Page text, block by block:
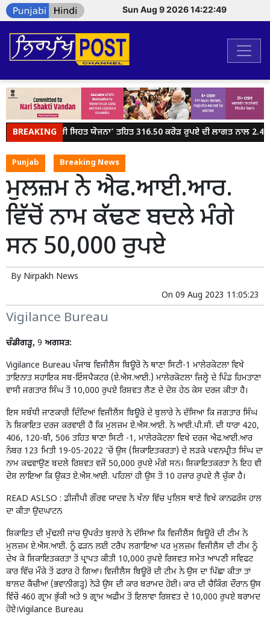
Sun Aug 9 2026 14:22:49
BREAKING
ਮੁੱਖ ਮੰਤਰੀ ਸਿਹਤ ਯੋਜਨਾ’ ਤਹਿਤ 316.50 ਕਰੋੜ ਰੁਪਏ ਦੀ ਲਾਗਤ ਨਾਲ
Punjab Breaking News
ਮੁਲਜ਼ਮ ਨੇ ਐਫ.ਆਈ.ਆਰ.
ਵਿੱਚੋਂ ਨਾਮ ਕੱਢਣ ਬਦਲੇ ਮੰਗੇ
ਸਨ 50,000 ਰੁਪਏ
By Nirpakh News
On 09 Aug 2023 11:05:23
Vigilance Bureau
ਚੰਡੀਗੜ੍ਹ, 9 ਅਗਸਤ:
Vigilance Bureau ਪੰਜਾਬ ਵਿਜੀਲੈਂਸ ਬਿਊਰੋ ਨੇ ਥਾਣਾ ਸਿਟੀ-1 ਮਾਲੇਰਕੋਟਲਾ ਵਿਖੇ
ਤਾਇਨਾਤ ਸਹਾਇਕ ਸਬ-ਇੰਸਪੈਕਟਰ (ਏ.ਐਸ.ਆਈ.) ਮਾਲੇਰਕੋਟਲਾ ਜ਼ਿਲ੍ਹੇ ਦੇ ਪਿੰਡ ਹਿਮਤਾਣਾ
ਵਾਸੀ ਜਗਤਾਰ ਸਿੰਘ ਤੋਂ 10,000 ਰੁਪਏ ਰਿਸ਼ਵਤ ਲੈਣ ਦੇ ਦੋਸ਼ ਹੇਠ ਕੇਸ ਦਰਜ ਕੀਤਾ ਹੈ।
ਇਸ ਸਬੰਧੀ ਜਾਣਕਾਰੀ ਦਿੰਦਿਆਂ ਵਿਜੀਲੈਂਸ ਬਿਊਰੋ ਦੇ ਬੁਲਾਰੇ ਨੇ ਦੱਸਿਆ ਕਿ ਜਗਤਾਰ ਸਿੰਘ
ਨੇ ਸ਼ਿਕਾਇਤ ਦਰਜ ਕਰਵਾਈ ਹੈ ਕਿ ਮੁਲਜ਼ਮ ਏ.ਐਸ.ਆਈ. ਨੇ ਆਈ.ਪੀ.ਸੀ. ਦੀ ਧਾਰਾ 420,
406, 120-ਬੀ, 506 ਤਹਿਤ ਥਾਣਾ ਸਿਟੀ -1, ਮਾਲੇਰਕੋਟਲਾ ਵਿਖੇ ਦਰਜ ਐਫ.ਆਈ.ਆਰ
ਨੰਬਰ 123 ਮਿਤੀ 19-05-2022 ‘ਚੋਂ ਉਸ (ਸ਼ਿਕਾਇਤਕਰਤਾ) ਦੇ ਲੜਕੇ ਪਵਨਪ੍ਰੀਤ ਸਿੰਘ ਦਾ
ਨਾਮ ਕਢਵਾਉਣ ਬਦਲੇ ਰਿਸ਼ਵਤ ਵਜੋਂ 50,000 ਰੁਪਏ ਮੰਗੇ ਸਨ। ਸ਼ਿਕਾਇਤਕਰਤਾ ਨੇ ਇਹ ਵੀ
ਦੋਸ਼ ਲਾਇਆ ਕਿ ਉਕਤ ਏ.ਐਸ.ਆਈ. ਪਹਿਲਾਂ ਹੀ ਉਸ ਤੋਂ 10 ਹਜ਼ਾਰ ਰੁਪਏ ਲੈ ਚੁੱਕਾ ਹੈ।
READ ASLSO : ਡੀਜੀਪੀ ਗੌਰਵ ਯਾਦਵ ਨੇ ਖੰਨਾ ਵਿੱਚ ਪੁਲਿਸ ਥਾਣੇ ਵਿਖੇ ਕਾਨਫਰੰਸ ਹਾਲ
ਦਾ ਕੀਤਾ ਉਦਘਾਟਨ
ਸ਼ਿਕਾਇਤ ਦੀ ਮੁੱਢਲੀ ਜਾਂਚ ਉਪਰੰਤ ਬੁਲਾਰੇ ਨੇ ਦੱਸਿਆ ਕਿ ਵਿਜੀਲੈਂਸ ਬਿਊਰੋ ਦੀ ਟੀਮ ਨੇ
ਮੁਲਜ਼ਮ ਏ.ਐਸ.ਆਈ. ਨੂੰ ਫੜਨ ਲਈ ਟਰੈਪ ਲਗਾਇਆ ਪਰ ਮੁਲਜ਼ਮ ਵਿਜੀਲੈਂਸ ਦੀ ਟੀਮ ਨੂੰ
ਦੇਖ ਕੇ ਸ਼ਿਕਾਇਤਕਰਤਾ ਤੋਂ ਪ੍ਰਾਪਤ ਕੀਤੀ 10,000 ਰੁਪਏ ਰਿਸ਼ਵਤ ਸਮੇਤ ਆਪਣੀ ਸਵਿਫਟ
ਕਾਰ ਵਿੱਚ ਮੌਕੇ ਤੋਂ ਫਰਾਰ ਹੋ ਗਿਆ। ਵਿਜੀਲੈਂਸ ਬਿਊਰੋ ਦੀ ਟੀਮ ਨੇ ਉਸ ਦਾ ਪਿੱਛਾ ਕੀਤਾ ਤਾਂ
ਬਾਲਦ ਕੈਂਚੀਆਂ (ਭਵਾਨੀਗੜ੍ਹ) ਨੇੜੇ ਉਸ ਦੀ ਕਾਰ ਬਰਾਮਦ ਹੋਈ। ਕਾਰ ਦੀ ਚੈਕਿੰਗ ਦੌਰਾਨ ਉਸ
ਵਿੱਚੋਂ 460 ਗ੍ਰਾਮ ਭੁੱਕੀ ਅਤੇ 9 ਗ੍ਰਾਮ ਅਫ਼ੀਮ ਤੋਂ ਇਲਾਵਾ ਰਿਸ਼ਵਤ ਦੇ 10,000 ਰੁਪਏ ਬਰਾਮਦ
ਹੋਏ।Vigilance Bureau